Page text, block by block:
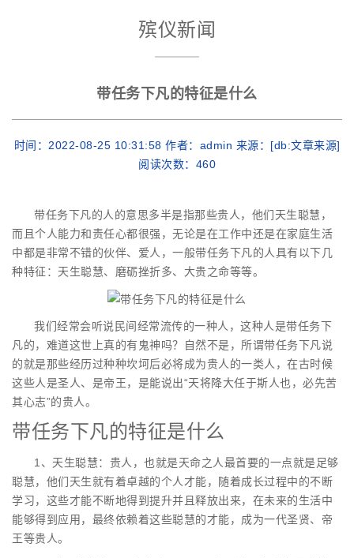
殡仪新闻
带任务下凡的特征是什么
时间：2022-08-25 10:31:58 作者：admin 来源：[db:文章来源]
阅读次数： 460
带任务下凡的人的意思多半是指那些贵人，他们天生聪慧，
而且个人能力和责任心都很强，无论是在工作中还是在家庭生活
中都是非常不错的伙伴、爱人，一般带任务下凡的人具有以下几
种特征：天生聪慧、磨砺挫折多、大贵之命等等。
我们经常会听说民间经常流传的一种人，这种人是带任务下
凡的，难道这世上真的有鬼神吗？自然不是，所谓带任务下凡说
的就是那些经历过种种坎坷后必将成为贵人的一类人，在古时候
这些人是圣人、是帝王，是能说出“天将降大任于斯人也，必先苦
其心志”的贵人。
带任务下凡的特征是什么
1、天生聪慧：贵人，也就是天命之人最首要的一点就是足够
聪慧，他们天生就有着卓越的个人才能，随着成长过程中的不断
学习，这些才能不断地得到提升并且释放出来，在未来的生活中
能够得到应用，最终依赖着这些聪慧的才能，成为一代圣贤、帝
王等贵人。